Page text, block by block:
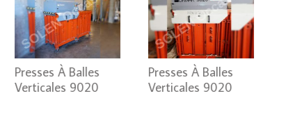
Presses À Balles
Verticales 9020
Presses À Balles
Verticales 9020